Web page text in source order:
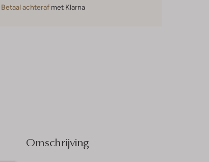
Betaal achteraf met Klarna
Omschrijving